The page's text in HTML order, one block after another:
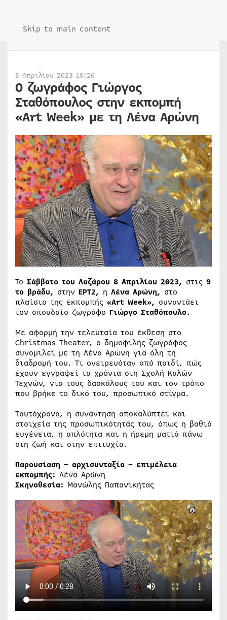
Skip to main content
5 Απριλίου 2023 10:26
O ζωγράφος Γιώργος
Σταθόπουλος στην εκπομπή
«Art Week» με τη Λένα Αρώνη
Το Σάββατο του Λαζάρου 8 Απριλίου 2023, στις 9
το βράδυ, στην ΕΡΤ2, η Λένα Αρώνη, στο
πλαίσιο της εκπομπής «Art Week», συναντάει
τον σπουδαίο ζωγράφο Γιώργο Σταθόπουλο.
Με αφορμή την τελευταία του έκθεση στο
Christmas Theater, o δημοφιλής ζωγράφος
συνομιλεί με τη Λένα Αρώνη για όλη τη
διαδρομή του. Τι ονειρευόταν από παιδί, πώς
έχουν εγγραφεί τα χρόνια στη Σχολή Καλών
Τεχνών, για τους δασκάλους του και τον τρόπο
που βρήκε το δικό του, προσωπικό στίγμα.
Ταυτόχρονα, η συνάντηση αποκαλύπτει και
στοιχεία της προσωπικότητάς του, όπως η βαθιά
ευγένεια, η απλότητα και η ήρεμη ματιά πάνω
στη ζωή και στην επιτυχία.
Παρουσίαση – αρχισυνταξία – επιμέλεια
εκπομπής: Λένα Αρώνη
Σκηνοθεσία: Μανώλης Παπανικήτας